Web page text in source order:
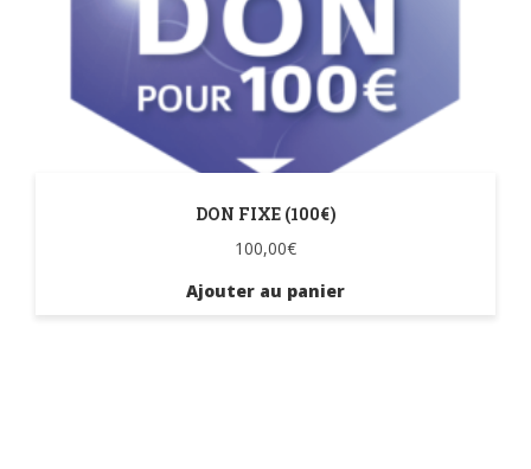
DON FIXE (100€)
100,00€
Ajouter au panier